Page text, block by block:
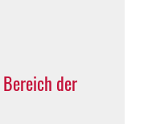
der